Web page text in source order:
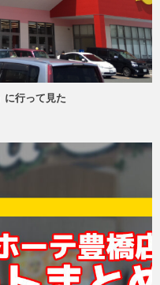
に行って見た